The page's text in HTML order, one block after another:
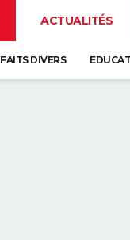
ACTUALITÉS
FAITS DIVERS